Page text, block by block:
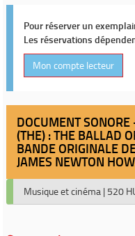
Pour réserver un
Les réservations
Mon compte lecteur
DOCUMENT
(THE) : THE BALLAD
BANDE ORIGINALE
JAMES NEWTON
Musique et cinéma | 520